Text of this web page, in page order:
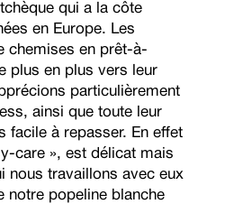
qui a la côte
en Europe. Les
chemises en prêt-à-
plus en plus vers leur
particulièrement
ainsi que toute leur
facile à repasser. En effet
care », est délicat mais
nous travaillons avec eux
notre popeline blanche